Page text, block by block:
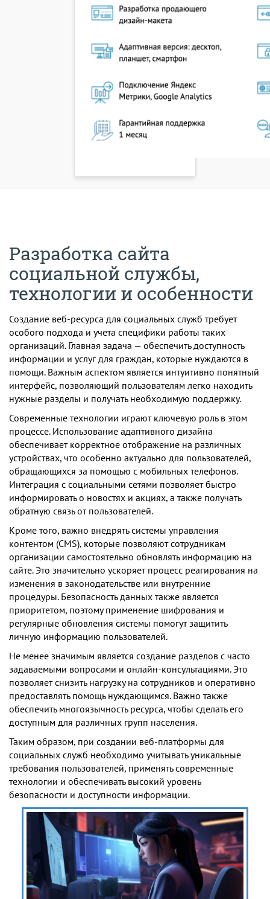
Разработка сайта
социальной службы,
технологии и особенности
Создание веб-ресурса для социальных служб требует
особого подхода и учета специфики работы таких
организаций. Главная задача — обеспечить доступность
информации и услуг для граждан, которые нуждаются в
помощи. Важным аспектом является интуитивно понятный
интерфейс, позволяющий пользователям легко находить
нужные разделы и получать необходимую поддержку.
Современные технологии играют ключевую роль в этом
процессе. Использование адаптивного дизайна
обеспечивает корректное отображение на различных
устройствах, что особенно актуально для пользователей,
обращающихся за помощью с мобильных телефонов.
Интеграция с социальными сетями позволяет быстро
информировать о новостях и акциях, а также получать
обратную связь от пользователей.
Кроме того, важно внедрять системы управления
контентом (CMS), которые позволяют сотрудникам
организации самостоятельно обновлять информацию на
сайте. Это значительно ускоряет процесс реагирования на
изменения в законодательстве или внутренние
процедуры. Безопасность данных также является
приоритетом, поэтому применение шифрования и
регулярные обновления системы помогут защитить
личную информацию пользователей.
Не менее значимым является создание разделов с часто
задаваемыми вопросами и онлайн-консультациями. Это
позволяет снизить нагрузку на сотрудников и оперативно
предоставлять помощь нуждающимся. Важно также
обеспечить многоязычность ресурса, чтобы сделать его
доступным для различных групп населения.
Таким образом, при создании веб-платформы для
социальных служб необходимо учитывать уникальные
требования пользователей, применять современные
технологии и обеспечивать высокий уровень
безопасности и доступности информации.